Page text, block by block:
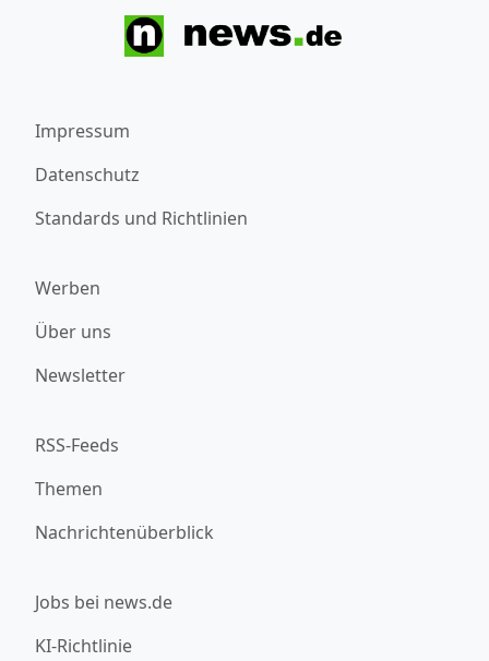
Impressum
Datenschutz
Standards und Richtlinien
Werben
Über uns
Newsletter
RSS-Feeds
Themen
Nachrichtenüberblick
Jobs bei news.de
KI-Richtlinie